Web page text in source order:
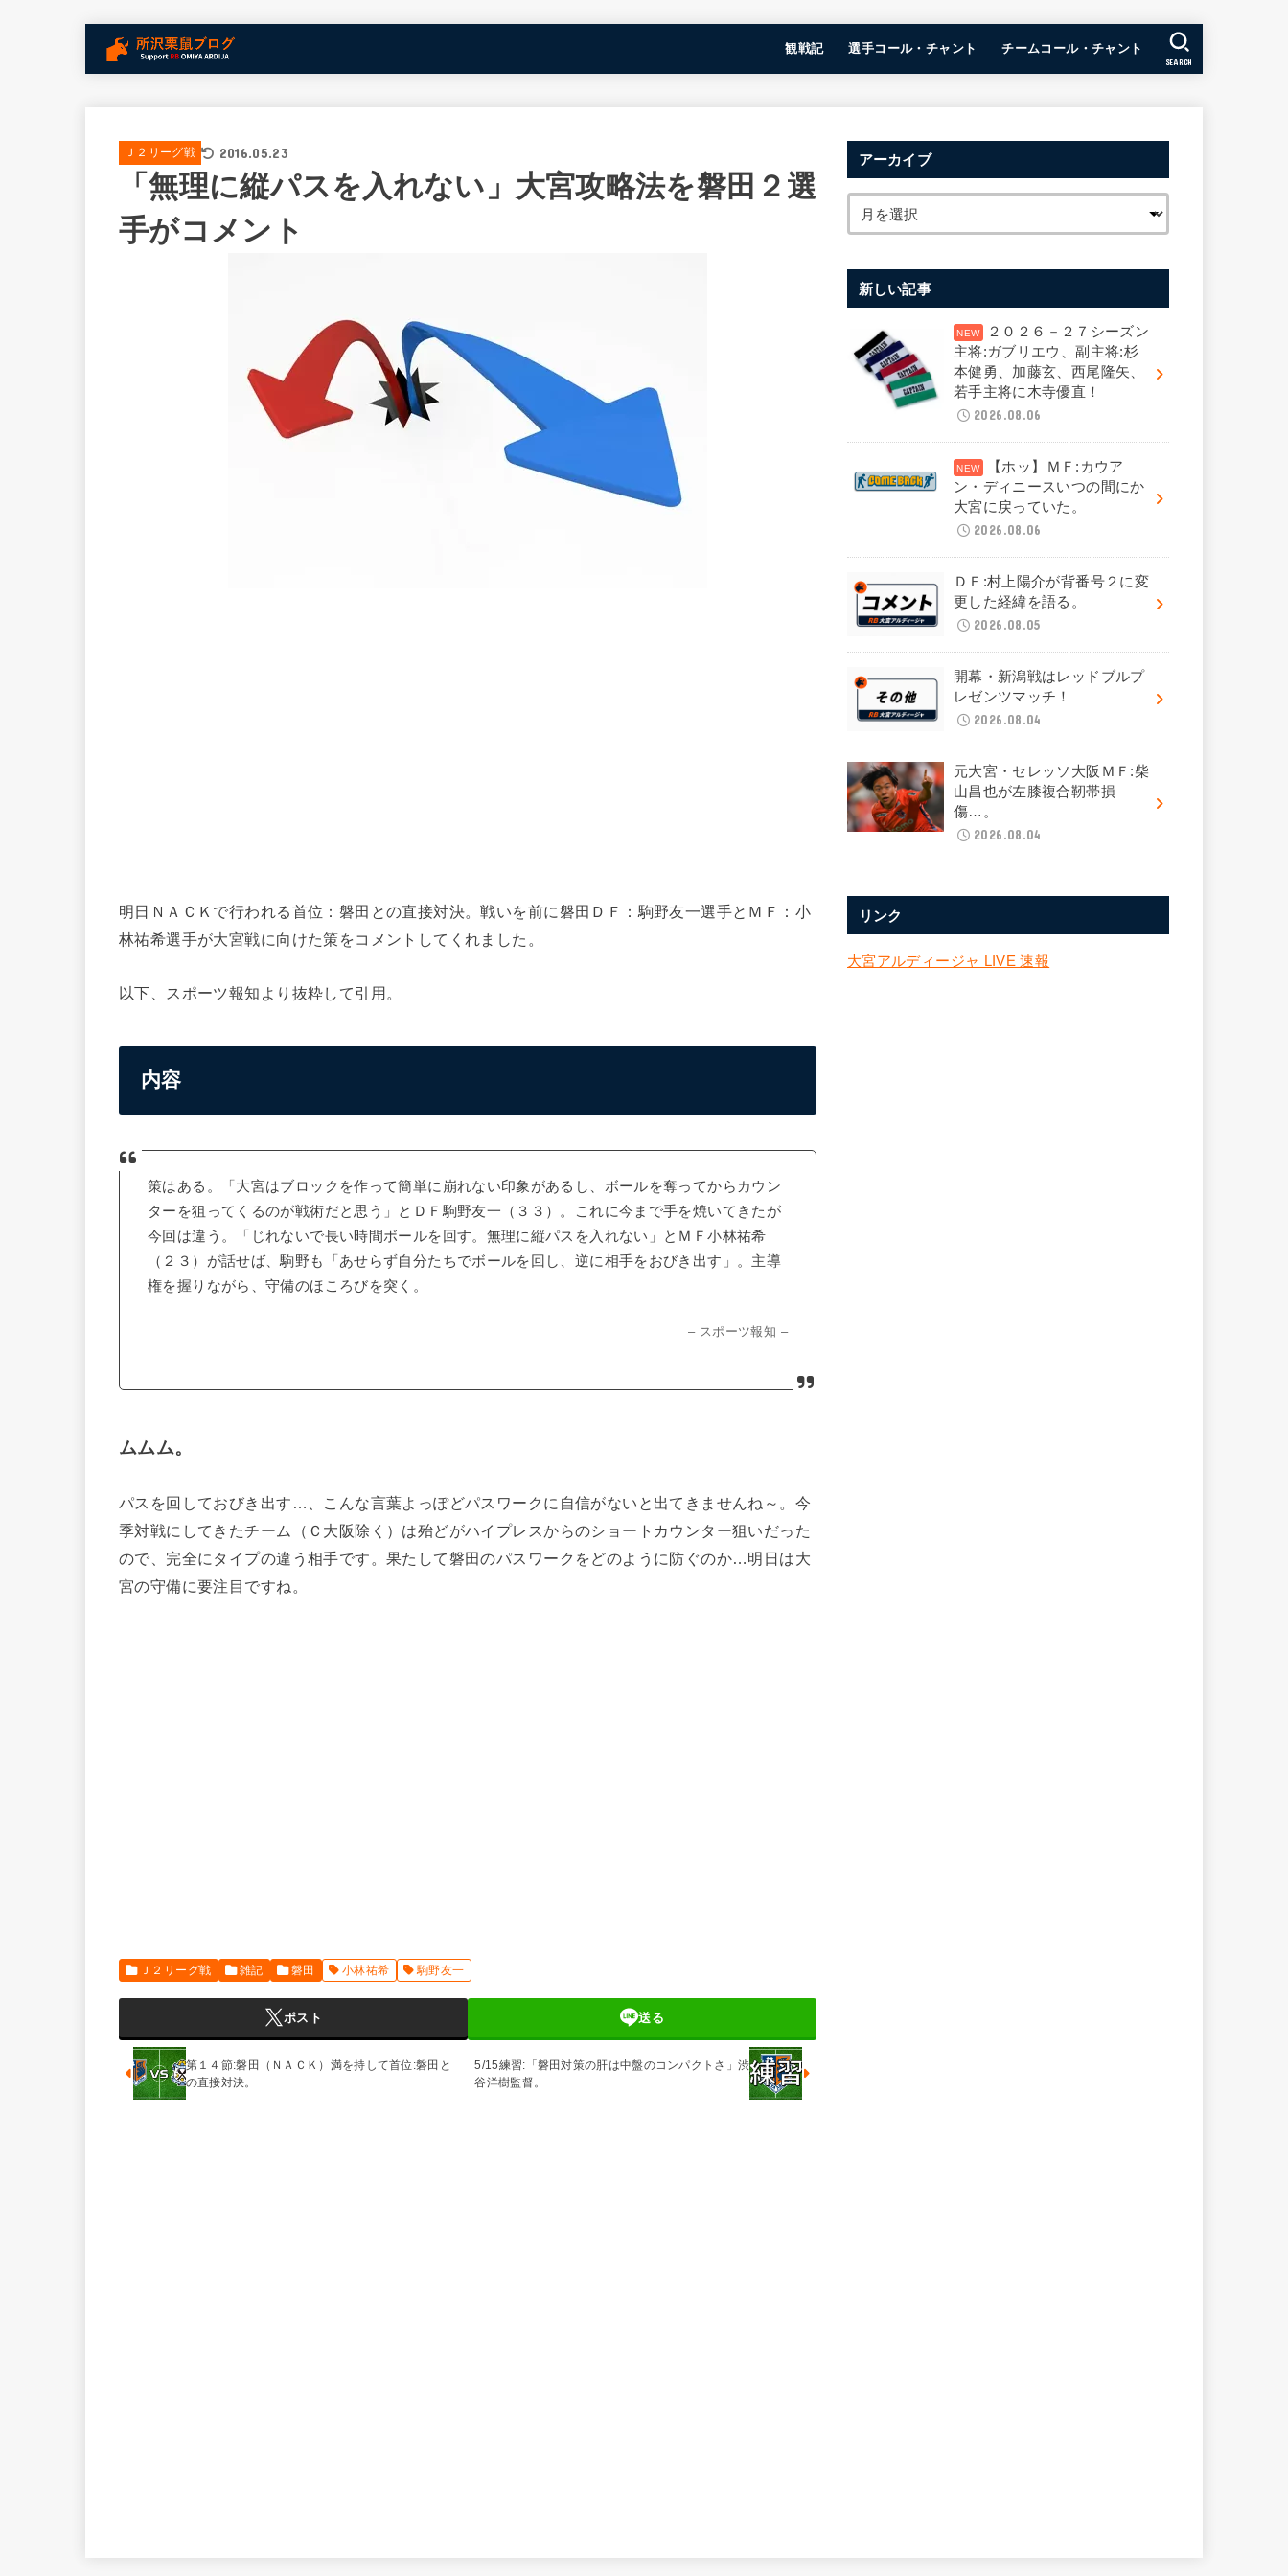
観戦記 選手コール・チャント チームコール・チャント
SEARCH
Ｊ２リーグ戦 2016.05.23
「無理に縦パスを入れない」大宮攻略法を磐田２選
手がコメント
明日ＮＡＣＫで行われる首位：磐田との直接対決。戦いを前に磐田ＤＦ：駒野友一選手とＭＦ：小
林祐希選手が大宮戦に向けた策をコメントしてくれました。
以下、スポーツ報知より抜粋して引用。
内容
策はある。「大宮はブロックを作って簡単に崩れない印象があるし、ボールを奪ってからカウン
ターを狙ってくるのが戦術だと思う」とＤＦ駒野友一（３３）。これに今まで手を焼いてきたが
今回は違う。「じれないで長い時間ボールを回す。無理に縦パスを入れない」とＭＦ小林祐希
（２３）が話せば、駒野も「あせらず自分たちでボールを回し、逆に相手をおびき出す」。主導
権を握りながら、守備のほころびを突く。
– スポーツ報知 –
ムムム。
パスを回しておびき出す…、こんな言葉よっぽどパスワークに自信がないと出てきませんね～。今
季対戦にしてきたチーム（Ｃ大阪除く）は殆どがハイプレスからのショートカウンター狙いだった
ので、完全にタイプの違う相手です。果たして磐田のパスワークをどのように防ぐのか…明日は大
宮の守備に要注目ですね。
Ｊ２リーグ戦 雑記 磐田 小林祐希 駒野友一
ポスト 送る
第１４節:磐田（ＮＡＣＫ）満を持して首位:磐田と
の直接対決。
5/15練習:「磐田対策の肝は中盤のコンパクトさ」渋
谷洋樹監督。
アーカイブ
新しい記事
２０２６－２７シーズン
主将:ガブリエウ、副主将:杉
本健勇、加藤玄、西尾隆矢、
若手主将に木寺優直！
2026.08.06
【ホッ】ＭＦ:カウア
ン・ディニースいつの間にか
大宮に戻っていた。
2026.08.06
ＤＦ:村上陽介が背番号２に変
更した経緯を語る。
2026.08.05
開幕・新潟戦はレッドブルプ
レゼンツマッチ！
2026.08.04
元大宮・セレッソ大阪ＭＦ:柴
山昌也が左膝複合靭帯損
傷…。
2026.08.04
リンク
大宮アルディージャ LIVE 速報